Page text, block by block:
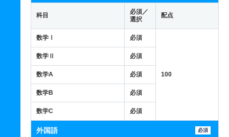
科目
必須／
選択
配点
数学Ⅰ 必須
100
数学Ⅱ 必須
数学A 必須
数学B 必須
数学C 必須
外国語 必須